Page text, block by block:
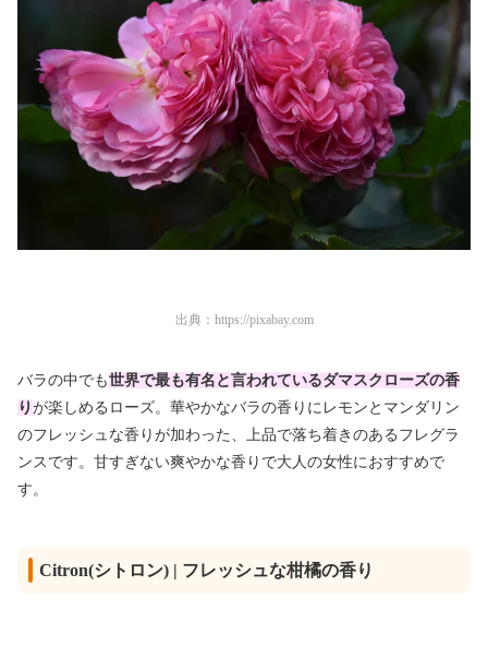
出典： https://pixabay.com
バラの中でも世界で最も有名と言われているダマスクローズの香
り が楽しめるローズ。華やかなバラの香りにレモンとマンダリン
のフレッシュな香りが加わった、上品で落ち着きのあるフレグラ
ンスです。甘すぎない爽やかな香りで大人の女性におすすめで
す。
Citron(シトロン) | フレッシュな柑橘の香り